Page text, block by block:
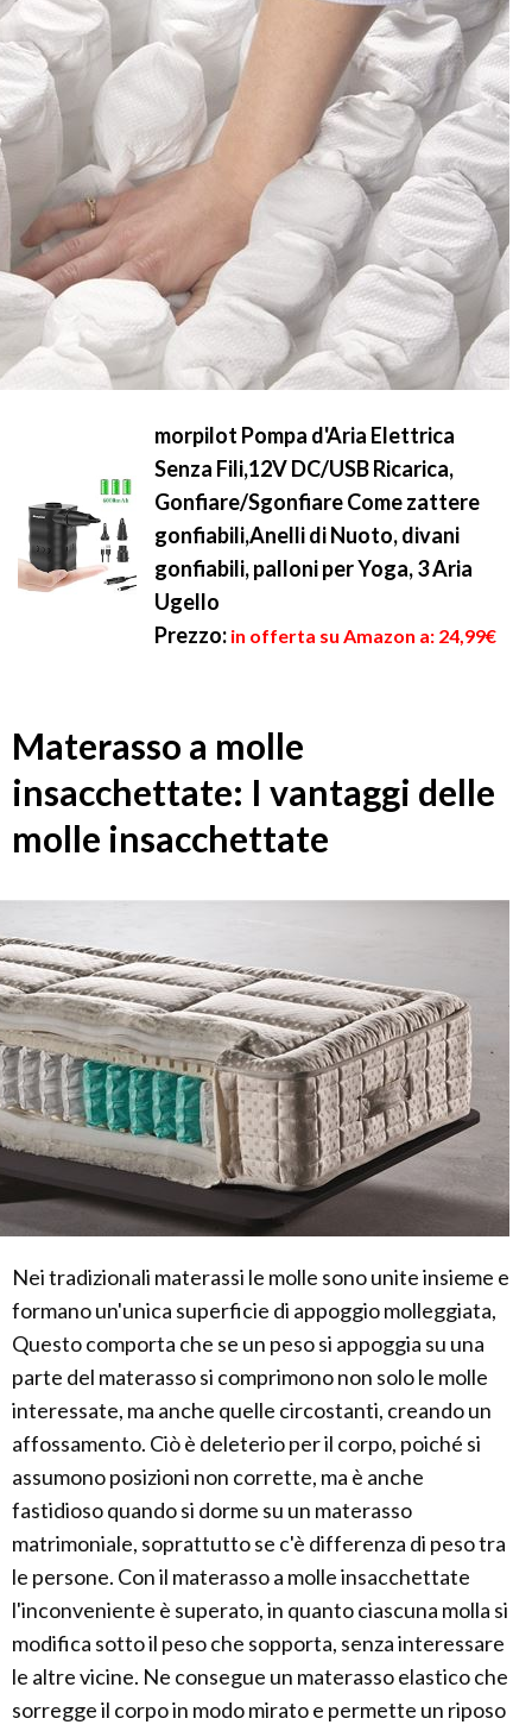
morpilot Pompa d'Aria Elettrica
Senza Fili,12V DC/USB Ricarica,
Gonfiare/Sgonfiare Come zattere
gonfiabili,Anelli di Nuoto, divani
gonfiabili, palloni per Yoga, 3 Aria
Ugello
Prezzo: in offerta su Amazon a: 24,99€
Materasso a molle
insacchettate: I vantaggi delle
molle insacchettate
Nei tradizionali materassi le molle sono unite insieme e
formano un'unica superficie di appoggio molleggiata,
Questo comporta che se un peso si appoggia su una
parte del materasso si comprimono non solo le molle
interessate, ma anche quelle circostanti, creando un
affossamento. Ciò è deleterio per il corpo, poiché si
assumono posizioni non corrette, ma è anche
fastidioso quando si dorme su un materasso
matrimoniale, soprattutto se c'è differenza di peso tra
le persone. Con il materasso a molle insacchettate
l'inconveniente è superato, in quanto ciascuna molla si
modifica sotto il peso che sopporta, senza interessare
le altre vicine. Ne consegue un materasso elastico che
sorregge il corpo in modo mirato e permette un riposo